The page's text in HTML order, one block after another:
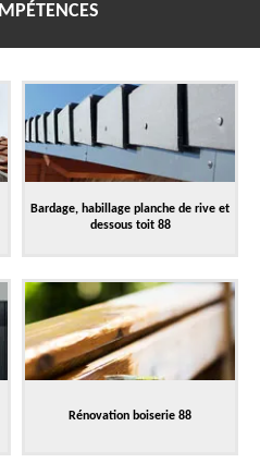
Bardage, habillage planche de rive et
dessous toit 88
Rénovation boiserie 88